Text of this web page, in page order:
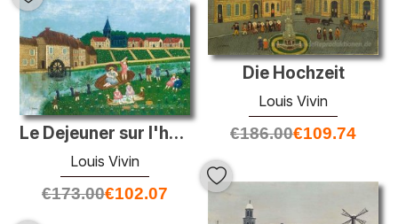
Die Hochzeit
Louis Vivin
€186.00€109.74
Le Dejeuner sur l'herbe
Louis Vivin
€173.00€102.07